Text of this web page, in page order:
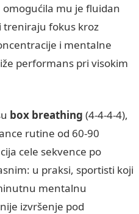
mu je fluidan
treniraju fokus kroz
i mentalne
performans pri visokim
box breathing (4-4-4-4),
rutine od 60-90
cele sekvence po
u praksi, sportisti koji
mentalnu
izvršenje pod